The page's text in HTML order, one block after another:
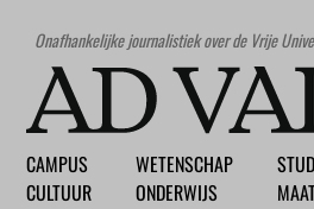
Onafhankelijke journalistiek over de Vrije
CAMPUS
CULTUUR
WETENSCHAP
ONDERWIJS